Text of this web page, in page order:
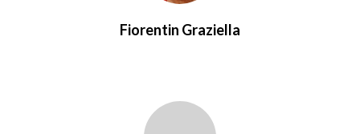
Fiorentin Graziella